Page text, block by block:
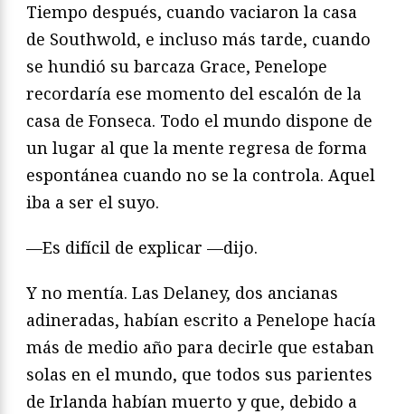
Tiempo después, cuando vaciaron la casa
de Southwold, e incluso más tarde, cuando
se hundió su barcaza Grace, Penelope
recordaría ese momento del escalón de la
casa de Fonseca. Todo el mundo dispone de
un lugar al que la mente regresa de forma
espontánea cuando no se la controla. Aquel
iba a ser el suyo.
—Es difícil de explicar —dijo.
Y no mentía. Las Delaney, dos ancianas
adineradas, habían escrito a Penelope hacía
más de medio año para decirle que estaban
solas en el mundo, que todos sus parientes
de Irlanda habían muerto y que, debido a